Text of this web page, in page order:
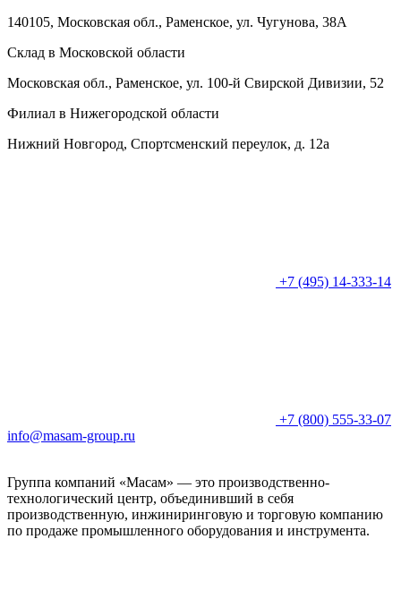
140105, Московская обл., Раменское, ул. Чугунова, 38А
Склад в Московской области
Московская обл., Раменское, ул. 100-й Свирской Дивизии, 52
Филиал в Нижегородской области
Нижний Новгород, Спортсменский переулок, д. 12а
+7 (495) 14-333-14
+7 (800) 555-33-07
info@masam-group.ru
Группа компаний «Масам» — это производственно-
технологический центр, объединивший в себя
производственную, инжиниринговую и торговую компанию
по продаже промышленного оборудования и инструмента.